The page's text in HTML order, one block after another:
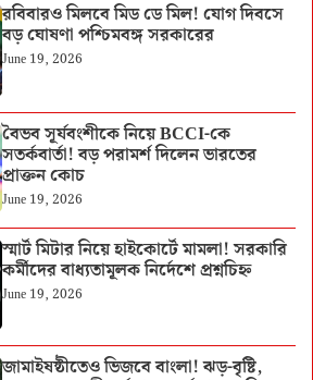
রবিবারও মিলবে মিড ডে মিল! যোগ দিবসে
বড় ঘোষণা পশ্চিমবঙ্গ সরকারের
June 19, 2026
বৈভব সূর্যবংশীকে নিয়ে BCCI-কে
সতর্কবার্তা! বড় পরামর্শ দিলেন ভারতের
প্রাক্তন কোচ
June 19, 2026
স্মার্ট মিটার নিয়ে হাইকোর্টে মামলা! সরকারি
কর্মীদের বাধ্যতামূলক নির্দেশে প্রশ্নচিহ্ন
June 19, 2026
জামাইষষ্ঠীতেও ভিজবে বাংলা! ঝড়-বৃষ্টি,